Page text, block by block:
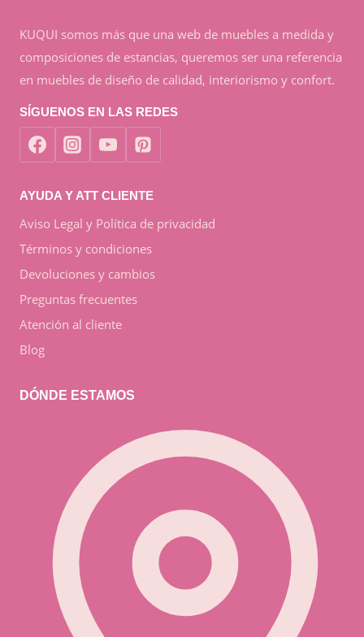
KUQUI somos más que una web de muebles a medida y
composiciones de estancias, queremos ser una referencia
en muebles de diseño de calidad, interiorismo y confort.
SÍGUENOS EN LAS REDES
AYUDA Y ATT CLIENTE
Aviso Legal y Política de privacidad
Términos y condiciones
Devoluciones y cambios
Preguntas frecuentes
Atención al cliente
Blog
DÓNDE ESTAMOS